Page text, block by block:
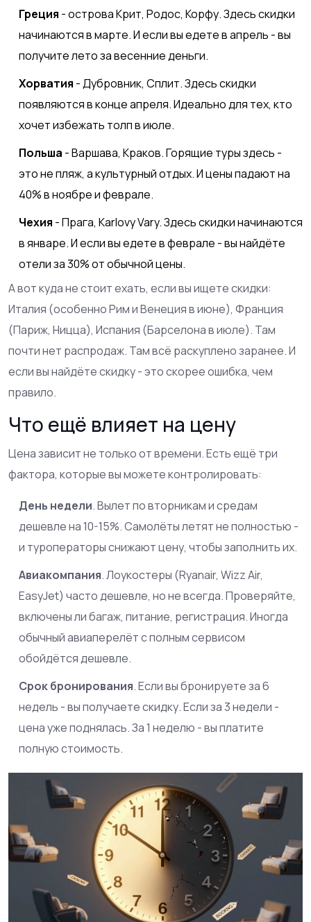
Греция - острова Крит, Родос, Корфу. Здесь скидки
начинаются в марте. И если вы едете в апрель - вы
получите лето за весенние деньги.
Хорватия - Дубровник, Сплит. Здесь скидки
появляются в конце апреля. Идеально для тех, кто
хочет избежать толп в июле.
Польша - Варшава, Краков. Горящие туры здесь -
это не пляж, а культурный отдых. И цены падают на
40% в ноябре и феврале.
Чехия - Прага, Кarlovy Vary. Здесь скидки начинаются
в январе. И если вы едете в феврале - вы найдёте
отели за 30% от обычной цены.
А вот куда не стоит ехать, если вы ищете скидки:
Италия (особенно Рим и Венеция в июне), Франция
(Париж, Ницца), Испания (Барселона в июле). Там
почти нет распродаж. Там всё раскуплено заранее. И
если вы найдёте скидку - это скорее ошибка, чем
правило.
Что ещё влияет на цену
Цена зависит не только от времени. Есть ещё три
фактора, которые вы можете контролировать:
День недели. Вылет по вторникам и средам
дешевле на 10-15%. Самолёты летят не полностью -
и туроператоры снижают цену, чтобы заполнить их.
Авиакомпания. Лоукостеры (Ryanair, Wizz Air,
EasyJet) часто дешевле, но не всегда. Проверяйте,
включены ли багаж, питание, регистрация. Иногда
обычный авиаперелёт с полным сервисом
обойдётся дешевле.
Срок бронирования. Если вы бронируете за 6
недель - вы получаете скидку. Если за 3 недели -
цена уже поднялась. За 1 неделю - вы платите
полную стоимость.